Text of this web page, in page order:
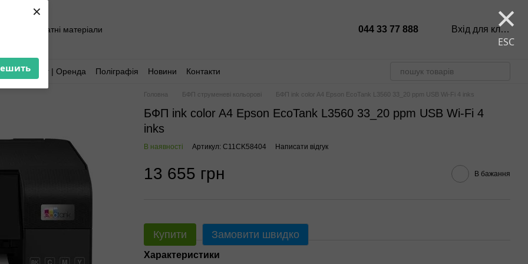
× ×
ESC
та витратні матеріали 044 33 77 888 Вхід для клієнтів
Аутсорсинг | Оренда Поліграфія Новини Контакти
Головна БФП струменеві кольорові БФП ink color A4 Epson EcoTank L3560 33_20 ppm USB Wi-Fi 4 inks
БФП ink color A4 Epson EcoTank L3560 33_20 ppm USB Wi-Fi 4
inks
В наявності Артикул: C11CK58404 Написати відгук
13 655 грн В бажання
Купити Замовити швидко
Характеристики